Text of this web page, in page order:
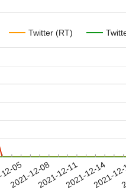
Twitter (RT)
05
2021-12-082021-12-112021-12-14
2021-